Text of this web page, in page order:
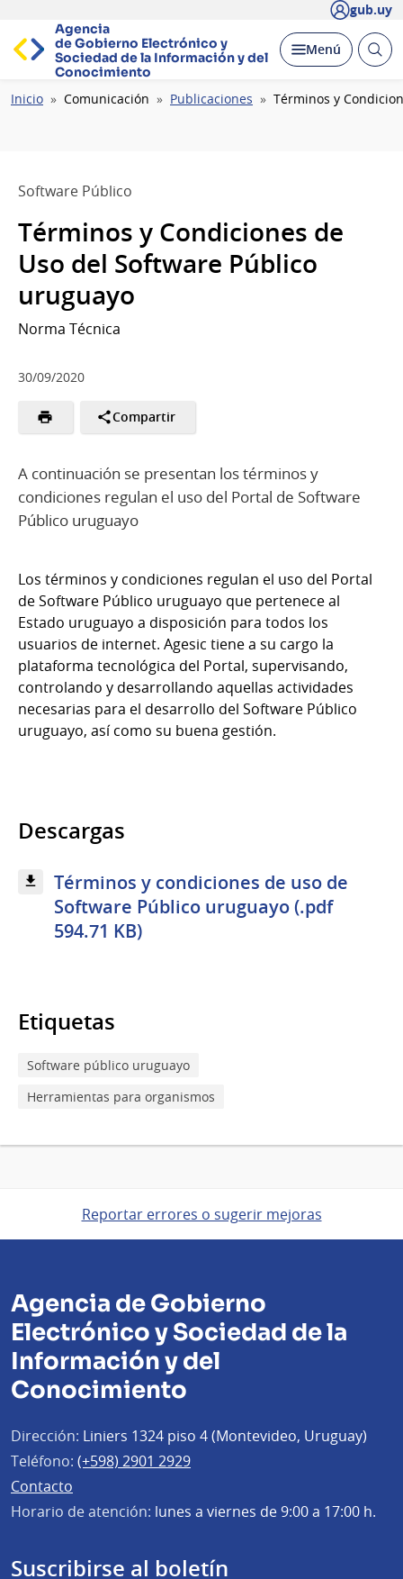
gub.uy
Agencia
de Gobierno Electrónico y
Sociedad de la Información y del
Conocimiento
Desplegar
Menú Abrir
Ruta
Inicio Comunicación Publicaciones Términos y
Software Público
Términos y Condiciones de
Uso del Software Público
uruguayo
Norma Técnica
30/09/2020
Compartir
A continuación se presentan los términos y
condiciones regulan el uso del Portal de Software
Público uruguayo
Los términos y condiciones regulan el uso del Portal
de Software Público uruguayo que pertenece al
Estado uruguayo a disposición para todos los
usuarios de internet. Agesic tiene a su cargo la
plataforma tecnológica del Portal, supervisando,
controlando y desarrollando aquellas actividades
necesarias para el desarrollo del Software Público
uruguayo, así como su buena gestión.
Descargas
Términos y condiciones de uso de
Software Público uruguayo (.pdf
594.71 KB)
Etiquetas
Software público uruguayo
Herramientas para organismos
Reportar errores o sugerir mejoras
Agencia de Gobierno
Electrónico y Sociedad de la
Información y del
Conocimiento
Dirección: Liniers 1324 piso 4 (Montevideo, Uruguay)
Teléfono: (+598) 2901 2929
Contacto
Horario de atención: lunes a viernes de 9:00 a 17:00 h.
Suscribirse al boletín